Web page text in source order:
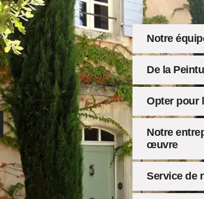
Notre
De la
Opter pour
Notre
œuvre
Service de